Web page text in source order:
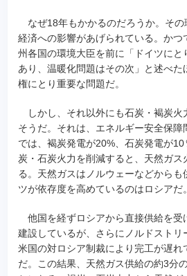
なぜ18年もかかるのだろうか。その
経済への影響があげられている。かつ
州各国の環境大臣を前に「ドイツにと
あり、温暖化問題はその次」と述べた
権にとり重要な問題だ。
しかし、それ以外にも石炭・褐炭火
そうだ。それは、エネルギー安全保
では、褐炭発電が20%、石炭発電が
炭・石炭火力を削減すると、天然ガス
る。天然ガスはノルウェーなどからも
ツが依存度を高めているのはロシアだ。
他国を経ずロシアから直接供給を受
建設しているが、さらにノルドストリ
米国の対ロシア制裁により完工が遅れ
だ。この結果、天然ガス供給の約3分